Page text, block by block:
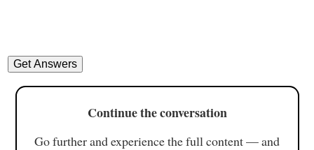
Continue the conversation
Go further and experience the full content — and